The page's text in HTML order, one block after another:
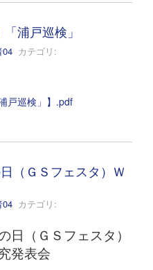
浦戸巡検」
04 カテゴリ:
戸巡検」】.pdf
（ＧＳフェスタ）Ｗ
04 カテゴリ:
（ＧＳフェスタ）
発表会